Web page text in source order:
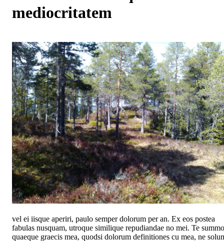
mediocritatem
vel ei iisque aperiri, paulo semper dolorum per an. Ex eos postea
fabulas nusquam, utroque similique repudiandae no mei. Te summo
quaeque graecis mea, quodsi dolorum definitiones cu mea, ne